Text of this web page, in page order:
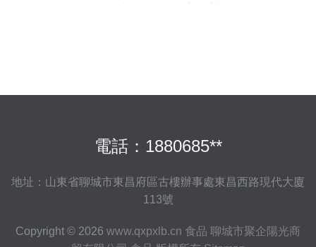
電話：1880685**
地址：山東省聊城市東昌府區古樓辦事處東昌西路現代大廈
113號
Copyright © 2026 www.qxpxlb.cn 食品 聊城市聚企陽光商